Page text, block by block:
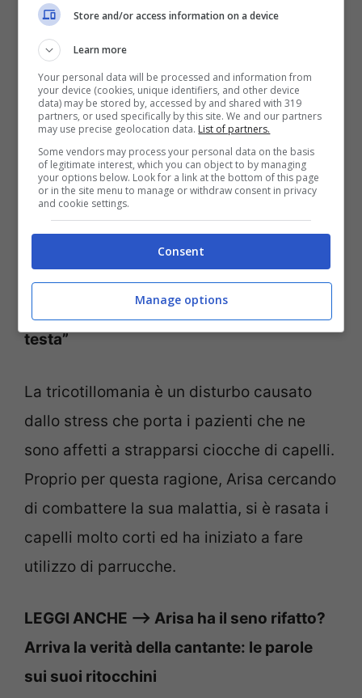
bellissima Arisa sfoggiare dei look audaci
ed eccentrici. Dietro però i vari
cambiamenti di hairstyle c’è una ragione
che va oltre il voler apparire in modo
disturbo chiamataTricotillomania, ragione
per cui ha deciso di indossare delle
parrucche.
LEGGI ANCHE —> Rocco Siffredi svela i
segreti hot dei vip. E su Arisa: “Ho perso la
testa”
La tricotillomania è un disturbo causato
dallo stress che porta i pazienti che ne
sono affetti a strapparsi ciocche di capelli.
Proprio per questa ragione, Arisa cercando
di combattere la sua malattia, si è rasata i
capelli molto corti ed ha iniziato a fare
utilizzo di parrucche.
LEGGI ANCHE —> Arisa ha il seno rifatto?
Arriva la verità della cantante: le parole
sui suoi ritocchini
Store and/or access information on a device
Learn more
Your personal data will be processed and information from
your device (cookies, unique identifiers, and other device
data) may be stored by, accessed by and shared with 319
partners, or used specifically by this site. We and our partners
may use precise geolocation data. List of partners.
Some vendors may process your personal data on the basis
of legitimate interest, which you can object to by managing
your options below. Look for a link at the bottom of this page
or in the site menu to manage or withdraw consent in privacy
and cookie settings.
Consent
Manage options